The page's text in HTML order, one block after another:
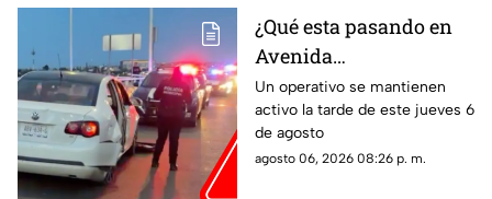
familiar
¿Qué esta pasando en
Avenida
Aguascalientes?
Reportan persecución y
accidente vehicular
Un operativo se mantienen
activo la tarde de este jueves 6
de agosto
agosto 06, 2026 08:26 p. m.